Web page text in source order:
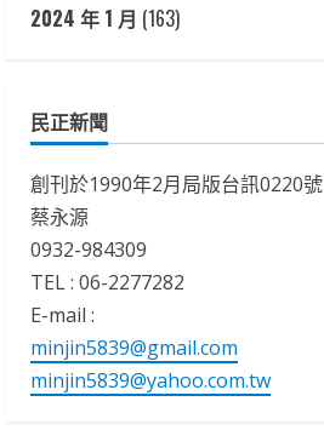
2024 年 1 月 (163)
民正新聞
創刊於1990年2月局版台訊0220號
蔡永源
0932-984309
TEL : 06-2277282
E-mail :
minjin5839@gmail.com
minjin5839@yahoo.com.tw